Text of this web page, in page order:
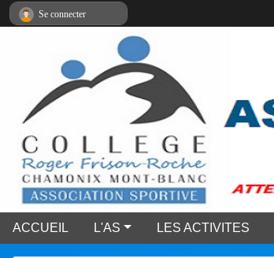
ACCUEIL L'AS LES ACTIVITES
Se connecter
Panneau de gestion des cookies